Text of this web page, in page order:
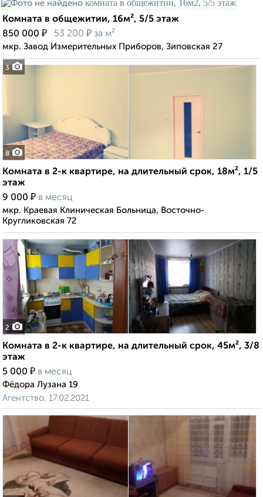
3
Комната в общежитии, 16м², 5/5 этаж
850 000 ₽ 53 200 ₽ за м²
мкр. Завод Измерительных Приборов, Зиповская 27
8
Комната в 2-к квартире, на длительный срок, 18м², 1/5
этаж
9 000 ₽ в месяц
мкр. Краевая Клиническая Больница, Восточно-
Кругликовская 72
2
Комната в 2-к квартире, на длительный срок, 45м², 3/8
этаж
5 000 ₽ в месяц
Фёдора Лузана 19
Агентство, 17.02.2021